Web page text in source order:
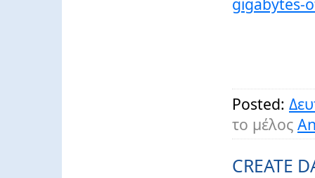
Posted:
το μέλος
CREATE